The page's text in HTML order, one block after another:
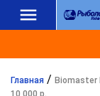
Главная / Biomaster
10 000 р.